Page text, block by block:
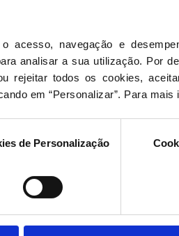
acesso, navegação e
analisar a sua utilização. Por
rejeitar todos os cookies,
em “Personalizar”. Para
de Personalização